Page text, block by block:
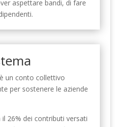
aspettare bandi, di fare
è un conto collettivo
per sostenere le aziende
26% dei contributi versati